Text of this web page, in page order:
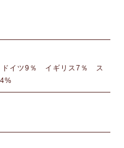
イツ9％ イギリス7％ ス